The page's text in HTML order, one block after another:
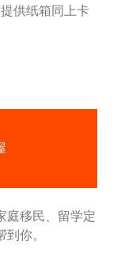
供纸箱同上卡
庭移民、留学定
你。